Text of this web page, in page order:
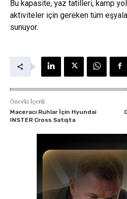
Bu kapasite, yaz tatilleri, kamp
aktiviteler için gereken tüm
sunuyor.
Önceki İçerik
Maceracı Ruhlar İçin Hyundai
INSTER Cross Satışta